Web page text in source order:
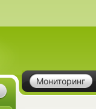
Мониторинг